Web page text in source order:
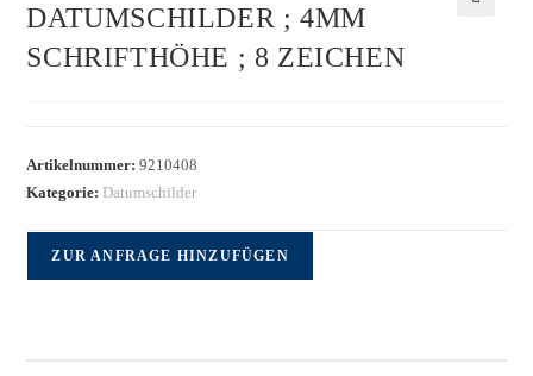
DATUMSCHILDER ; 4MM
SCHRIFTHÖHE ; 8 ZEICHEN
Artikelnummer:9210408
Kategorie: Datumschilder
ZUR ANFRAGE HINZUFÜGEN